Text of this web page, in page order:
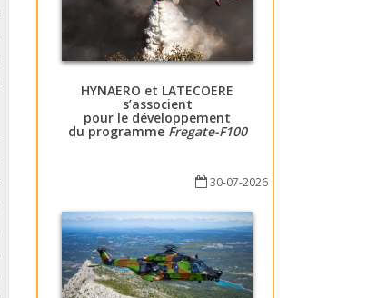
HYNAERO et LATECOERE
s’associent
pour le développement
du programme Fregate-F100
30-07-2026